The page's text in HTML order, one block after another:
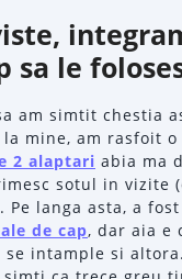
sa le
am simtit chestia
mine, am rasfoit o
2 alaptari abia ma
sotul in vizite
Pe langa asta, a
de cap, dar aia e
intample si altora.